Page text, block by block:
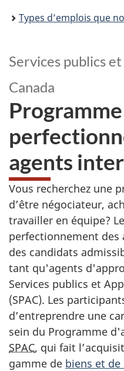
Types d’emplois que
Services publics
Canada
agents
Vous recherchez une
d’être négociateur,
travailler en équipe?
perfectionnement
des candidats
tant qu'agents
Services publics et
(SPAC). Les
d’entreprendre une
sein du Programme
SPAC, qui fait
gamme de biens et de